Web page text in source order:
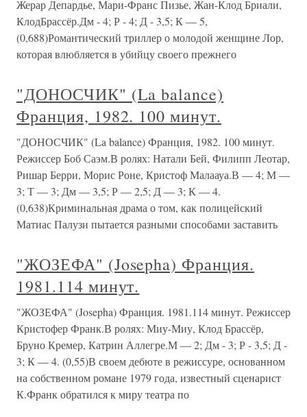
Жерар Депардье, Мари-Франс Пизье, Жан-Клод Бриали,
КлодБрассёр.Дм - 4; Р - 4; Д - 3,5; К — 5,
(0,688)Романтический триллер о молодой женщине Лор,
которая влюбляется в убийцу своего прежнего
"ДОНОСЧИК" (La balance)
Франция, 1982. 100 минут.
"ДОНОСЧИК" (La balance) Франция, 1982. 100 минут.
Режиссер Боб Саэм.В ролях: Натали Бей, Филипп Леотар,
Ришар Берри, Морис Роне, Кристоф Малаауа.В — 4; М —
3; Т — 3; Дм — 3,5; Р — 2,5; Д — 3; К — 4.
(0,638)Криминальная драма о том, как полицейский
Матиас Палузи пытается разными способами заставить
"ЖОЗЕФА" (Josepha) Франция.
1981.114 минут.
"ЖОЗЕФА" (Josepha) Франция. 1981.114 минут. Режиссер
Кристофер Франк.В ролях: Миу-Миу, Клод Брассёр,
Бруно Кремер, Катрин Аллегре.М — 2; Дм - 3; Р - 3,5; Д -
3; К — 4. (0,55)В своем дебюте в режиссуре, основанном
на собственном романе 1979 года, известный сценарист
К.Франк обратился к миру театра по